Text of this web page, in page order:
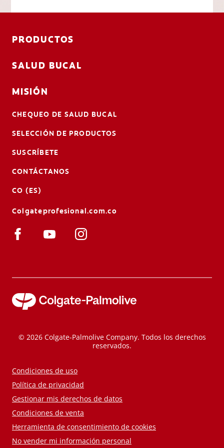
PRODUCTOS
SALUD BUCAL
MISIÓN
CHEQUEO DE SALUD BUCAL
SELECCIÓN DE PRODUCTOS
SUSCRÍBETE
CONTÁCTANOS
CO (ES)
Colgateprofesional.com.co
© 2026 Colgate-Palmolive Company. Todos los derechos
reservados.
Condiciones de uso
Política de privacidad
Gestionar mis derechos de datos
Condiciones de venta
Herramienta de consentimiento de cookies
No vender mi información personal